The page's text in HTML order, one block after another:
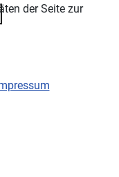
der Seite zur